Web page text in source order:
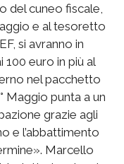
del cuneo fiscale,
e al tesoretto
si avranno in
euro in più al
nel pacchetto
Maggio punta a un
grazie agli
e l’abbattimento
Marcello